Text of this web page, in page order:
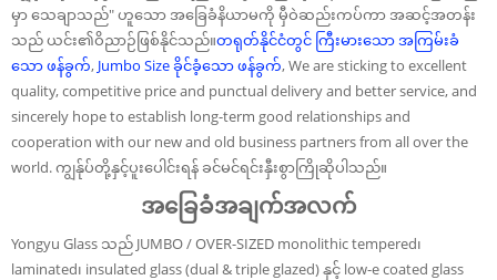
မှာ သေချာသည်" ဟူသော အခြေခံနိယာမကို မှီဝဲဆည်းကပ်ကာ အဆင့်အတန်း
သည် ယင်း၏ဝိညာဉ်ဖြစ်နိုင်သည်။တရုတ်နိုင်ငံတွင် ကြီးမားသော အကြမ်းခံ
သော ဖန်ခွက်, Jumbo Size ခိုင်ခံ့သော ဖန်ခွက်, We are sticking to excellent
quality, competitive price and punctual delivery and better service, and
sincerely hope to establish long-term good relationships and
cooperation with our new and old business partners from all over the
world. ကျွန်ုပ်တို့နှင့်ပူးပေါင်းရန် ခင်မင်ရင်းနှီးစွာကြိုဆိုပါသည်။
အခြေခံအချက်အလက်
Yongyu Glass သည် JUMBO / OVER-SIZED monolithic tempered၊
laminated၊ insulated glass (dual & triple glazed) နှင့် low-e coated glass